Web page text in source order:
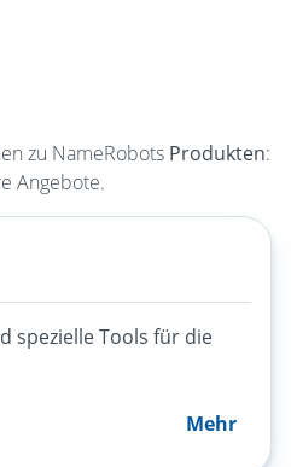
zu NameRobots Produkten:
Angebote.
spezielle Tools für die
Mehr